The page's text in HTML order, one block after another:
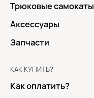
Трюковые самокаты
Аксессуары
Запчасти
КАК КУПИТЬ?
Как оплатить?